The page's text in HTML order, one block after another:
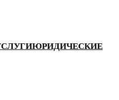
ЮРИДИЧЕСКИЕ